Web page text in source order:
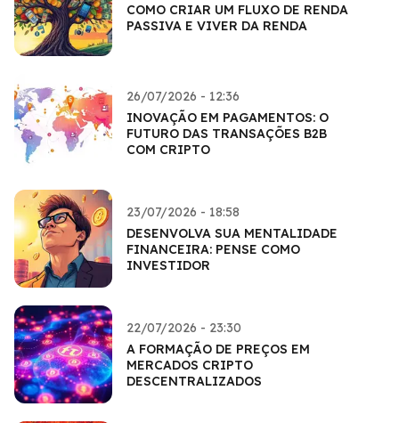
COMO CRIAR UM FLUXO DE RENDA
PASSIVA E VIVER DA RENDA
26/07/2026 - 12:36
INOVAÇÃO EM PAGAMENTOS: O
FUTURO DAS TRANSAÇÕES B2B
COM CRIPTO
23/07/2026 - 18:58
DESENVOLVA SUA MENTALIDADE
FINANCEIRA: PENSE COMO
INVESTIDOR
22/07/2026 - 23:30
A FORMAÇÃO DE PREÇOS EM
MERCADOS CRIPTO
DESCENTRALIZADOS